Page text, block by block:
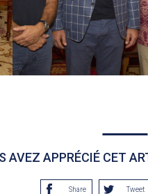
AVEZ APPRÉCIÉ CET
Share Tweet